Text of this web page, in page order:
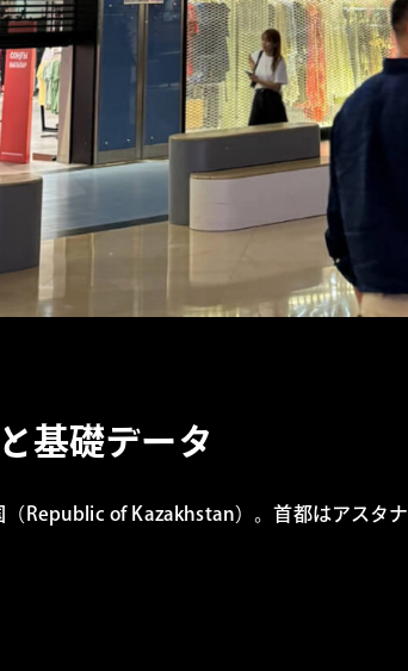
基礎データ
Republic of Kazakhstan）。首都はアスタ